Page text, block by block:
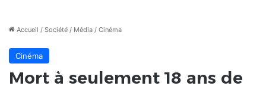
Accueil / Société / Média / Cinéma
Cinéma
Mort à seulement 18 ans de